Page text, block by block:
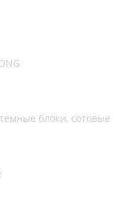
блоки, сотовые